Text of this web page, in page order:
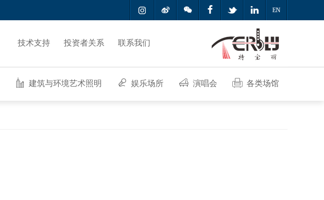
   EN
技术支持 投资者关系 联系我们
建筑与环境艺术照明 娱乐场所 演唱会 各类场馆